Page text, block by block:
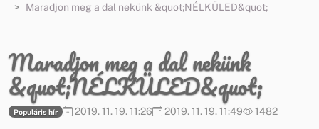
Maradjon meg a dal nekünk &quot;NÉLKÜLED&quot;
Maradjon meg a dal nekünk
&quot;NÉLKÜLED&quot;
Populáris hír 2019. 11. 19. 11:26 2019. 11. 19. 11:49 1482